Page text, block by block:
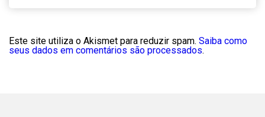
Este site utiliza o Akismet para reduzir spam. Saiba como
seus dados em comentários são processados.